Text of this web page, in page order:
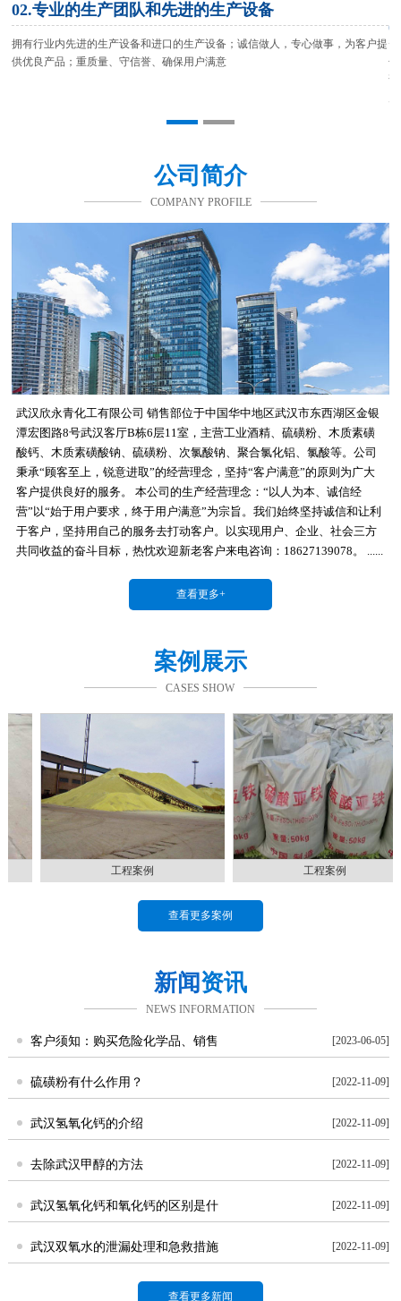
02.专业的生产团队和先进的生产设备
拥有行业内先进的生产设备和进口的生产设备；诚信做人，专心做事，为客户提
供优良产品；重质量、守信誉、确保用户满意
公司简介
COMPANY PROFILE
武汉欣永青化工有限公司 销售部位于中国华中地区武汉市东西湖区金银
潭宏图路8号武汉客厅B栋6层11室，主营工业酒精、硫磺粉、木质素磺
酸钙、木质素磺酸钠、硫磺粉、次氯酸钠、聚合氯化铝、氯酸等。公司
秉承“顾客至上，锐意进取”的经营理念，坚持“客户满意”的原则为广大
客户提供良好的服务。 本公司的生产经营理念：“以人为本、诚信经
营”以“始于用户要求，终于用户满意”为宗旨。我们始终坚持诚信和让利
于客户，坚持用自己的服务去打动客户。以实现用户、企业、社会三方
共同收益的奋斗目标，热忱欢迎新老客户来电咨询：18627139078。 ......
查看更多+
案例展示
CASES SHOW
工程案例 工程案例
查看更多案例
新闻资讯
NEWS INFORMATION
客户须知：购买危险化学品、销售 [2023-06-05]
硫磺粉有什么作用？ [2022-11-09]
武汉氢氧化钙的介绍 [2022-11-09]
去除武汉甲醇的方法 [2022-11-09]
武汉氢氧化钙和氧化钙的区别是什 [2022-11-09]
武汉双氧水的泄漏处理和急救措施 [2022-11-09]
查看更多新闻